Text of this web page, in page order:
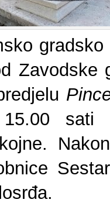
Zavodske
sati